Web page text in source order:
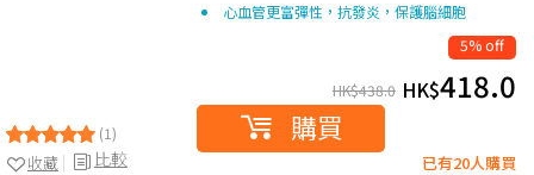
(1)
比較
收藏
心血管更富彈性，抗發炎，保護腦細胞
5% off
HK$438.0 HK$418.0
購買
已有20人購買